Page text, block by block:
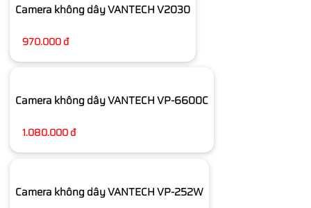
Camera không dây VANTECH V2030
970.000 đ
Camera không dây VANTECH VP-6600C
1.080.000 đ
Camera không dây VANTECH VP-252W